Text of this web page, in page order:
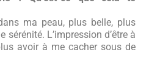
ma peau, plus belle, plus
sérénité. L’impression d’être à
avoir à me cacher sous de